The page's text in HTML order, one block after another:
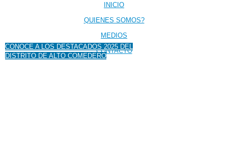
CONOCE A LOS DESTACADOS 2025 DEL
DISTRITO DE ALTO COMEDERO
INICIO
QUIENES SOMOS?
MEDIOS
CONTACTO